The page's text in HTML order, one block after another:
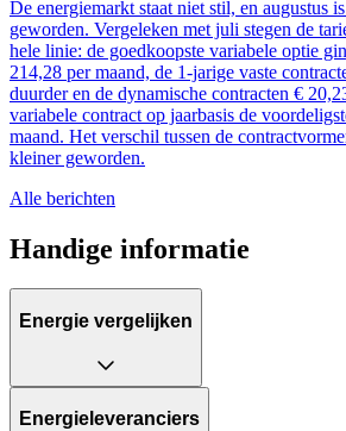
De energiemarkt staat niet stil, en augustus
geworden. Vergeleken met juli stegen de
hele linie: de goedkoopste variabele optie
214,28 per maand, de 1-jarige vaste
duurder en de dynamische contracten €
variabele contract op jaarbasis de
maand. Het verschil tussen de
kleiner geworden.
Alle berichten
Handige informatie
Energie vergelijken
Energieleveranciers